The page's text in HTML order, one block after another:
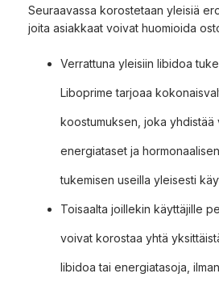
Seuraavassa korostetaan yleisiä
joita asiakkaat voivat huomioida
Verrattuna yleisiin libidoa
Liboprime tarjoaa
koostumuksen, joka yhdistää
energiataset ja
tukemisen useilla yleisesti
Toisaalta joillekin käyttäjille
voivat korostaa yhtä
libidoa tai energiatasoja,